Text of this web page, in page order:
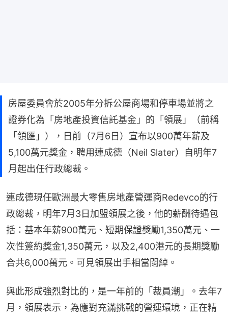
房屋委員會於2005年分拆公屋商場和停車場並將之
證券化為「房地產投資信託基金」的「領展」（前稱
「領匯」），日前（7月6日）宣布以900萬年薪及
5,100萬元獎金，聘用連成德（Neil Slater）自明年7
月起出任行政總裁。
連成德現任歐洲最大零售房地產營運商Redevco的行
政總裁，明年7月3日加盟領展之後，他的薪酬待遇包
括：基本年薪900萬元、短期保證獎勵1,350萬元、一
次性簽約獎金1,350萬元，以及2,400港元的長期獎勵
合共6,000萬元。可見領展出手相當闊綽。
與此形成強烈對比的，是一年前的「裁員潮」。去年7
月，領展表示，為應對充滿挑戰的營運環境，正在精